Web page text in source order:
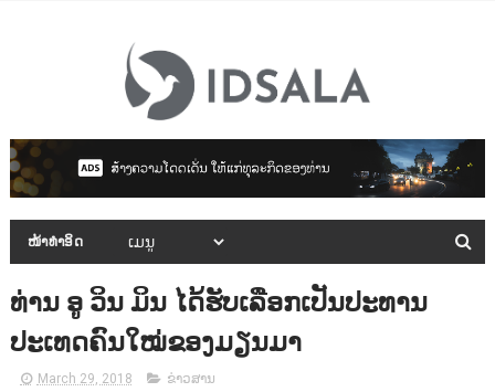
ໜ້າທຳອິດ
ທ່ານ ອູ ວິນ ມິນ ໄດ້ຮັບເລືອກເປັນປະທານ
ປະເທດຄົນໃໝ່ຂອງມຽນມາ
March 29, 2018 ຂ່າວສານ